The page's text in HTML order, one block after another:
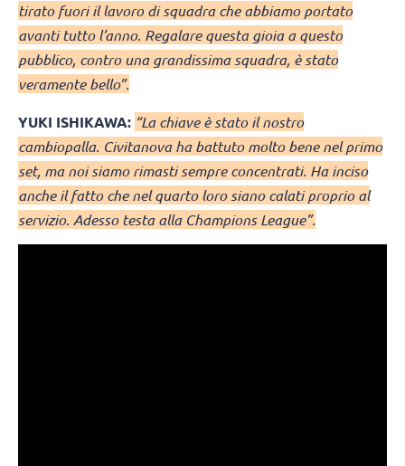
tirato fuori il lavoro di squadra che abbiamo portato
avanti tutto l’anno. Regalare questa gioia a questo
pubblico, contro una grandissima squadra, è stato
veramente bello”.
YUKI ISHIKAWA: “La chiave è stato il nostro
cambiopalla. Civitanova ha battuto molto bene nel primo
set, ma noi siamo rimasti sempre concentrati. Ha inciso
anche il fatto che nel quarto loro siano calati proprio al
servizio. Adesso testa alla Champions League”.